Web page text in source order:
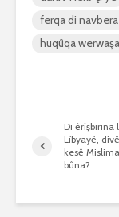
ferqa di navbera
huqûqa
Di êrîşbirina
Lîbyayê,
kesê
bûna?